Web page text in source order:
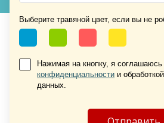
Выберите травяной цвет, если вы не
Нажимая на кнопку, я соглашаюсь
конфиденциальности и
данных.